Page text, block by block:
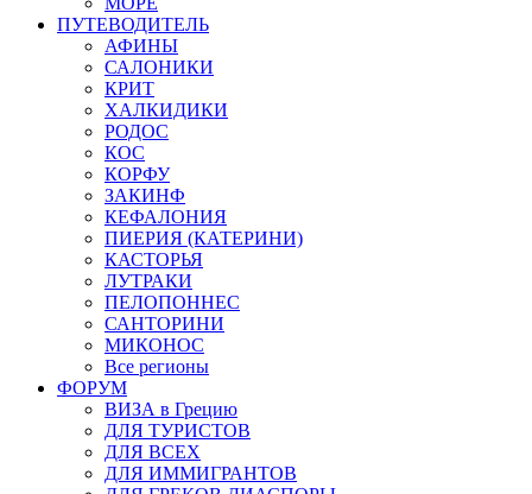
ПУТЕВОДИТЕЛЬ
АФИНЫ
САЛОНИКИ
КРИТ
ХАЛКИДИКИ
РОДОС
КОС
КОРФУ
ЗАКИНФ
КЕФАЛОНИЯ
ПИЕРИЯ (КАТЕРИНИ)
КАСТОРЬЯ
ЛУТРАКИ
ПЕЛОПОННЕС
САНТОРИНИ
МИКОНОС
Все регионы
ФОРУМ
ВИЗА в Грецию
ДЛЯ ТУРИСТОВ
ДЛЯ ВСЕХ
ДЛЯ ИММИГРАНТОВ